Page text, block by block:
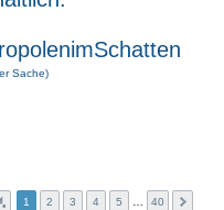
Sache)
1 2 3 4 5 … 40